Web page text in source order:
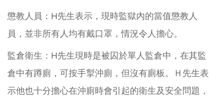
懲教人員：H先生表示，現時監獄內的當值懲教人
員，並非所有人均有戴口罩，情況令人擔心。
監倉衛生：H先生現時是被囚於單人監倉中，在其監
倉中有蹲廁，可按手掣沖廁，但沒有廁板。Ｈ先生表
示他也十分擔心在沖廁時會引起的衛生及安全問題，